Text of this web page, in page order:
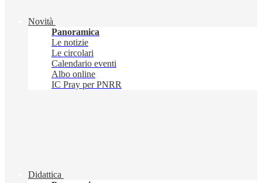
Novità
Panoramica
Le notizie
Le circolari
Calendario eventi
Albo online
IC Pray per PNRR
Didattica